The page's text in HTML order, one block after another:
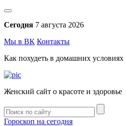
Сегодня 7 августа 2026
Мы в ВК Контакты
Как похудеть в домашних условиях
Женский сайт о красоте и здоровье
Гороскоп на сегодня